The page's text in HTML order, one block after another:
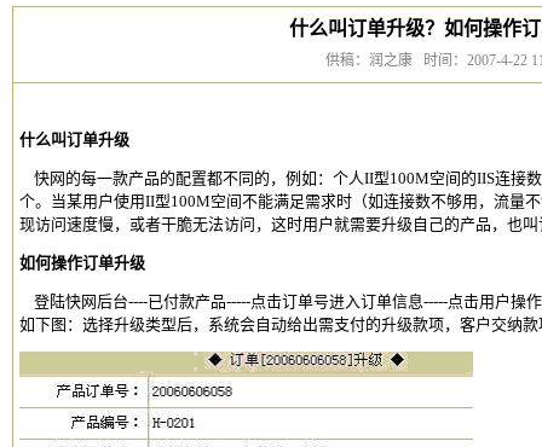
什么叫订单升级？如何操作
供稿：润之康 时间：2007-4-22
什么叫订单升级
快网的每一款产品的配置都不同的，例如：个人II型100M空间的IIS连接
个。当某用户使用II型100M空间不能满足需求时（如连接数不够用，流量
现访问速度慢，或者干脆无法访问，这时用户就需要升级自己的产品，也
如何操作订单升级
登陆快网后台----已付款产品-----点击订单号进入订单信息-----点击用户操
如下图：选择升级类型后，系统会自动给出需支付的升级款项，客户交纳